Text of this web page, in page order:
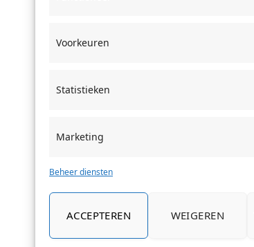
Voorkeuren
Statistieken
Marketing
Beheer diensten
ACCEPTEREN WEIGEREN